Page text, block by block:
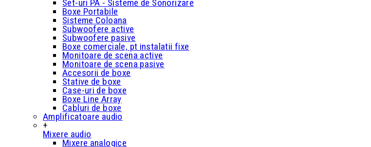
Set-uri PA - Sisteme de Sonorizare
Boxe Portabile
Sisteme Coloana
Subwoofere active
Subwoofere pasive
Boxe comerciale, pt instalatii fixe
Monitoare de scena active
Monitoare de scena pasive
Accesorii de boxe
Stative de boxe
Case-uri de boxe
Boxe Line Array
Cabluri de boxe
Amplificatoare audio
+
Mixere audio
Mixere analogice